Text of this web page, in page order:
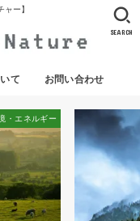
ー】
て お問い合わせ
SEARCH
・エネルギー